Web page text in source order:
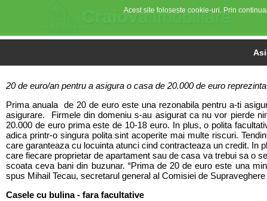
Craiovaimobiliare
20 de euro/an pentru a asigura o casa de 20.000 de euro
Prima anuala de 20 de euro este una rezonabila pentru a-ti
asigurare. Firmele din domeniu s-au asigurat ca nu vor pierde
20.000 de euro prima este de 10-18 euro. In plus, o polita
adica printr-o singura polita sint acoperite mai multe riscuri.
care garanteaza cu locuinta atunci cind contracteaza un credit. In
care fiecare proprietar de apartament sau de casa va trebui sa o
scoata ceva bani din buzunar. “Prima de 20 de euro este una
spus Mihail Tecau, secretarul general al Comisiei de Supraveghere
Casele cu bulina - fara facultative
Acest site foloseste cookie-uri. Prin